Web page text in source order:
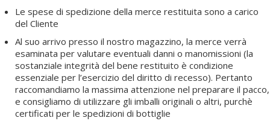
Le spese di spedizione della merce restituita sono a carico
del Cliente
Al suo arrivo presso il nostro magazzino, la merce verrà
esaminata per valutare eventuali danni o manomissioni (la
sostanziale integrità del bene restituito è condizione
essenziale per l’esercizio del diritto di recesso). Pertanto
raccomandiamo la massima attenzione nel preparare il pacco,
e consigliamo di utilizzare gli imballi originali o altri, purchè
certificati per le spedizioni di bottiglie